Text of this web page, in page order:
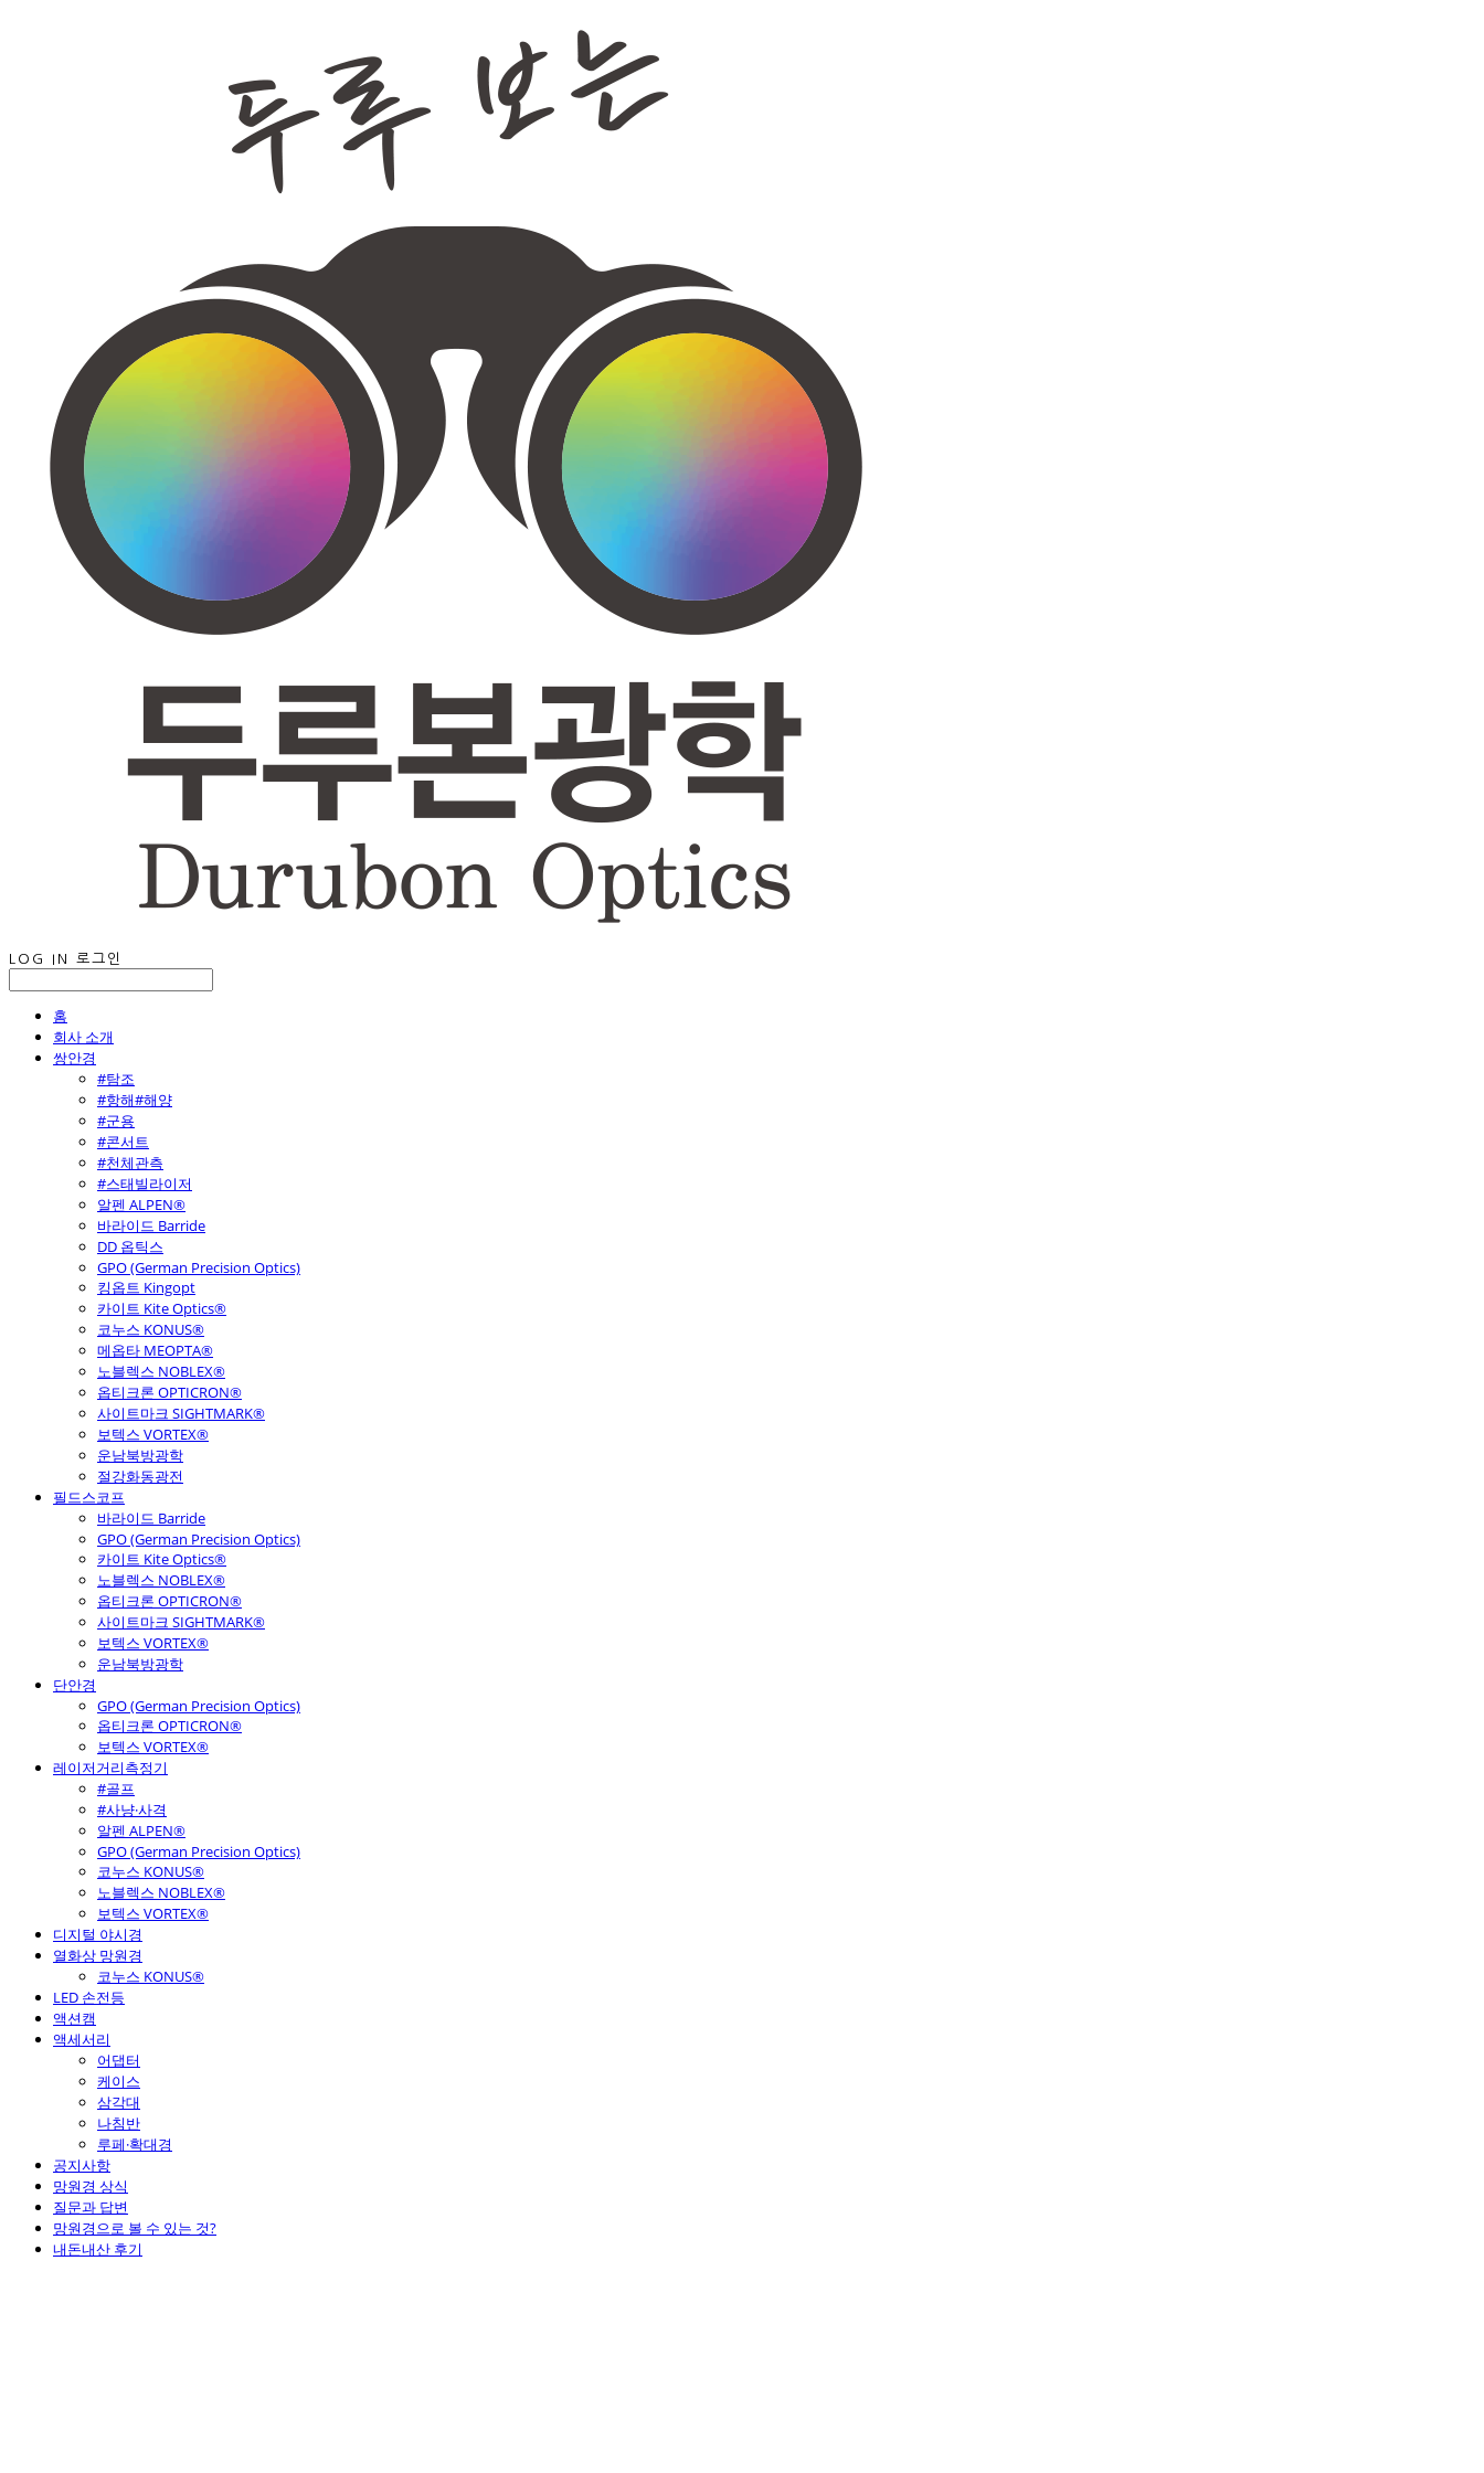
LOG IN 로그인
홈
회사 소개
쌍안경
#탐조
#항해#해양
#군용
#콘서트
#천체관측
#스태빌라이저
알펜 ALPEN®
바라이드 Barride
DD 옵틱스
GPO (German Precision Optics)
킹옵트 Kingopt
카이트 Kite Optics®
코누스 KONUS®
메옵타 MEOPTA®
노블렉스 NOBLEX®
옵티크론 OPTICRON®
사이트마크 SIGHTMARK®
보텍스 VORTEX®
운남북방광학
절강화동광전
필드스코프
바라이드 Barride
GPO (German Precision Optics)
카이트 Kite Optics®
노블렉스 NOBLEX®
옵티크론 OPTICRON®
사이트마크 SIGHTMARK®
보텍스 VORTEX®
운남북방광학
단안경
GPO (German Precision Optics)
옵티크론 OPTICRON®
보텍스 VORTEX®
레이저거리측정기
#골프
#사냥·사격
알펜 ALPEN®
GPO (German Precision Optics)
코누스 KONUS®
노블렉스 NOBLEX®
보텍스 VORTEX®
디지털 야시경
열화상 망원경
코누스 KONUS®
LED 손전등
액션캠
액세서리
어댑터
케이스
삼각대
나침반
루페·확대경
공지사항
망원경 상식
질문과 답변
망원경으로 볼 수 있는 것?
내돈내산 후기